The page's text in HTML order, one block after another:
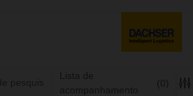
Lista de
acompanhamento
(0)